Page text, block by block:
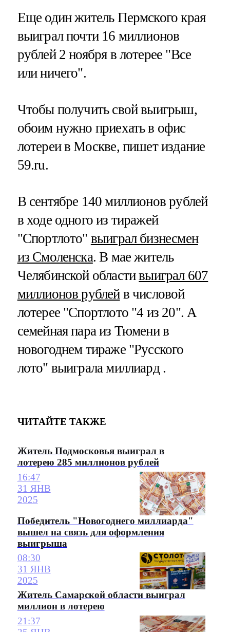
Еще один житель Пермского края
выиграл почти 16 миллионов
рублей 2 ноября в лотерее "Все
или ничего".
Чтобы получить свой выигрыш,
обоим нужно приехать в офис
лотереи в Москве, пишет издание
59.ru.
В сентябре 140 миллионов рублей
в ходе одного из тиражей
"Спортлото" выиграл бизнесмен
из Смоленска. В мае житель
Челябинской областивыиграл 607
миллионов рублейв числовой
лотерее "Спортлото "4 из 20". А
семейная пара из Тюмени в
новогоднем тираже "Русского
лото" выиграла миллиард .
ЧИТАЙТЕ ТАКЖЕ
Житель Подмосковья выиграл в
лотерею 285 миллионов рублей
16:47
31 ЯНВ
2025
Победитель "Новогоднего миллиарда"
вышел на связь для оформления
выигрыша
08:30
31 ЯНВ
2025
Житель Самарской области выиграл
миллион в лотерею
21:37